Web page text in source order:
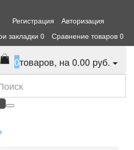
Регистрация
Авторизация
закладки 0 Сравнение товаров 0
0товаров, на 0.00 руб.